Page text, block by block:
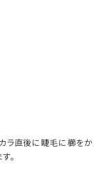
ラ直後に睫毛に櫛をか
。